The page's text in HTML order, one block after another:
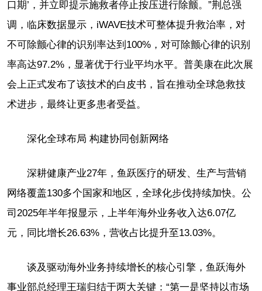
口期’，并立即提示施救者停止按压进行除颤。”荆总强
调，临床数据显示，iWAVE技术可整体提升救治率，对
不可除颤心律的识别率达到100%，对可除颤心律的识别
率高达97.2%，显著优于行业平均水平。普美康在此次展
会上正式发布了该技术的白皮书，旨在推动全球急救技
术进步，最终让更多患者受益。
深化全球布局 构建协同创新网络
深耕健康产业27年，鱼跃医疗的研发、生产与营销
网络覆盖130多个国家和地区，全球化步伐持续加快。公
司2025年半年报显示，上半年海外业务收入达6.07亿
元，同比增长26.63%，营收占比提升至13.03%。
谈及驱动海外业务持续增长的核心引擎，鱼跃海外
事业部总经理王瑞归结于两大关键：“第一是坚持以市场